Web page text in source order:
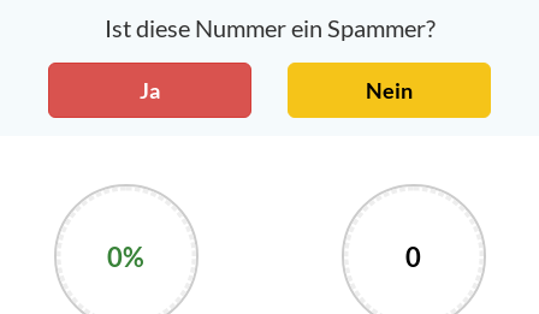
Ist diese Nummer ein Spammer?
Ja Nein
0% 0